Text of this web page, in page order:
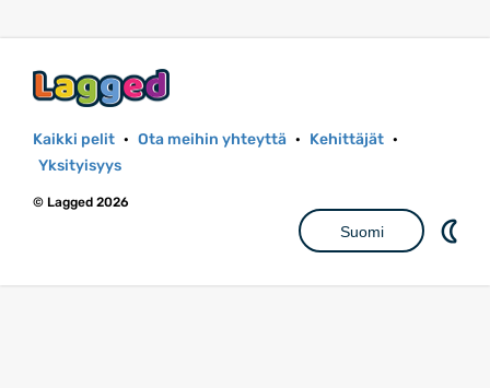
Kaikki pelit · Ota meihin yhteyttä · Kehittäjät ·
Yksityisyys
© Lagged 2026
Suomi